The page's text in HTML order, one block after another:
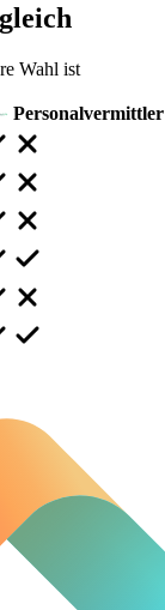
Wahl ist
Personalvermittler